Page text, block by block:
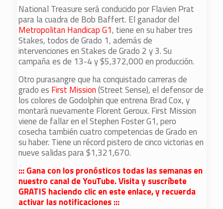
National Treasure será conducido por Flavien Prat
para la cuadra de Bob Baffert. El ganador del
Metropolitan Handicap G1, tiene en su haber tres
Stakes, todos de Grado 1, además de
intervenciones en Stakes de Grado 2 y 3. Su
campaña es de 13-4 y $5,372,000 en producción.
Otro purasangre que ha conquistado carreras de
grado es First Mission(Street Sense), el defensor de
los colores de Godolphin que entrena Brad Cox, y
montará nuevamente Florent Geroux. First Mission
viene de fallar en el Stephen Foster G1, pero
cosecha también cuatro competencias de Grado en
su haber. Tiene un récord pistero de cinco victorias en
nueve salidas para $1,321,670.
::: Gana con los pronósticos todas las semanas en
nuestro canal de YouTube. Visita y suscríbete
GRATIS haciendo clic en este enlace, y recuerda
activar las notificaciones :::